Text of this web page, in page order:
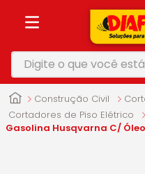
Digite o que você está
Construção Civil
Cortadores de Piso Elétrico
Gasolina Husqvarna C/